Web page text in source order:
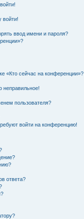
войти!
ввод имени и пароля?
«Кто сейчас на конференции»?
неправильное!
пользователя?
войти на конференцию!
ответа?